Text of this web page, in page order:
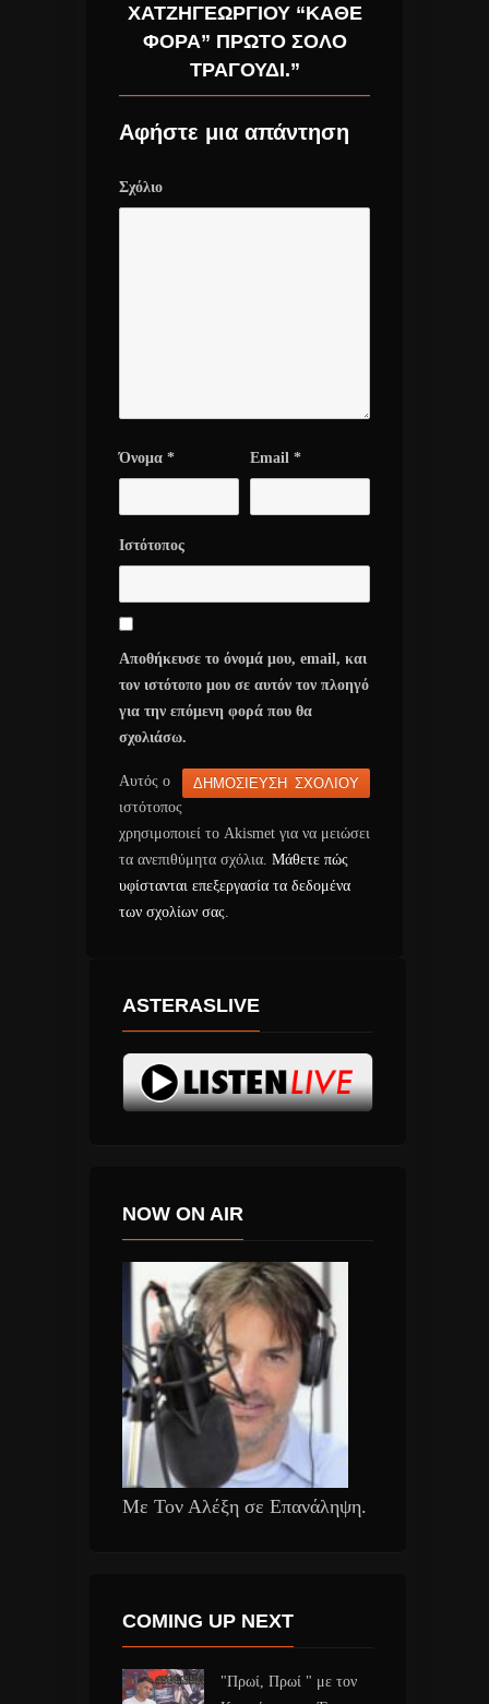
ΧΑΤΖΗΓΕΩΡΓΊΟΥ “ΚΆΘΕ
ΦΟΡΆ” ΠΡΏΤΟ ΣΌΛΟ
ΤΡΑΓΟΎΔΙ.”
Αφήστε μια απάντηση
Σχόλιο
Όνομα * Email *
Ιστότοπος
Αποθήκευσε το όνομά μου, email, και
τον ιστότοπο μου σε αυτόν τον πλοηγό
για την επόμενη φορά που θα
σχολιάσω.
Αυτός ο
ιστότοπος
χρησιμοποιεί το Akismet για να μειώσει
τα ανεπιθύμητα σχόλια. Μάθετε πώς
υφίστανται επεξεργασία τα δεδομένα
των σχολίων σας.
ASTERASLIVE
NOW ON AIR
Με Τον Αλέξη σε Επανάληψη.
COMING UP NEXT
"Πρωί, Πρωί " με τον